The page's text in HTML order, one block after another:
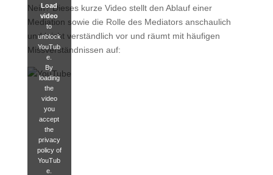
Nein? Dieses kurze Video stellt den Ablauf einer
Mediation sowie die Rolle des Mediators anschaulich
und leicht verständlich vor und räumt mit häufigen
Missverständnissen auf:
Load
video
to
unblock
YouTub
e.
By
loading
the
video
you
accept
the
privacy
policy of
YouTub
e.